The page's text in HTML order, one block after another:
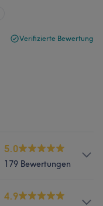
Verifizierte Bewertung
5.0
179 Bewertungen
4.9